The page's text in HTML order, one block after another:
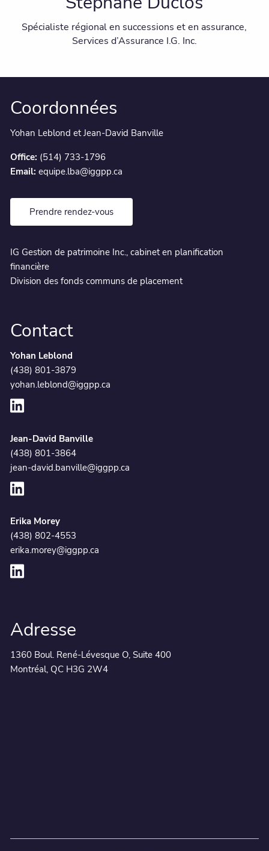
Spécialiste régional en successions et en assurance,
Services d’Assurance I.G. Inc.
Coordonnées
Yohan Leblond et Jean-David Banville
Office: (514) 733-1796
Email: equipe.lba@iggpp.ca
Prendre rendez-vous
IG Gestion de patrimoine Inc., cabinet en planification
financière
Division des fonds communs de placement
Contact
Yohan Leblond
(438) 801-3879
yohan.leblond@iggpp.ca
Jean-David Banville
(438) 801-3864
jean-david.banville@iggpp.ca
Erika Morey
(438) 802-4553
erika.morey@iggpp.ca
Adresse
1360 Boul. René-Lévesque O, Suite 400
Montréal, QC H3G 2W4